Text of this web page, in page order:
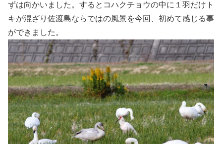
ずは向かいました。するとコハクチョウの中に１羽だけト
キが混ざり佐渡島ならではの風景を今回、初めて感じる事
ができました。